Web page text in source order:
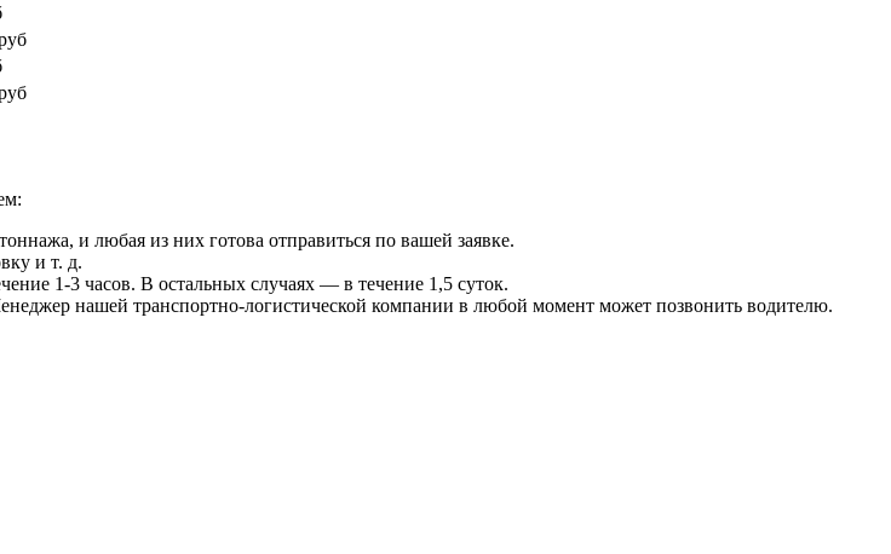
и любая из них готова отправиться по вашей заявке.
и т. д.
1-3 часов. В остальных случаях — в течение 1,5 суток.
нашей транспортно-логистической компании в любой момент может позвонить водителю.